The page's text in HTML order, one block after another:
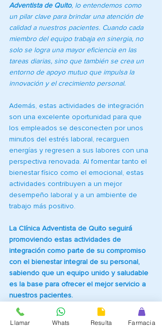
Adventista de Quito, lo entendemos como
un pilar clave para brindar una atención de
calidad a nuestros pacientes. Cuando cada
miembro del equipo trabaja en sinergia, no
solo se logra una mayor eficiencia en las
tareas diarias, sino que también se crea un
entorno de apoyo mutuo que impulsa la
innovación y el crecimiento personal.
Además, estas actividades de integración
son una excelente oportunidad para que
los empleados se desconecten por unos
minutos del estrés laboral, recarguen
energías y regresen a sus labores con una
perspectiva renovada. Al fomentar tanto el
bienestar físico como el emocional, estas
actividades contribuyen a un mejor
desempeño laboral y a un ambiente de
trabajo más positivo.
La Clínica Adventista de Quito seguirá
promoviendo estas actividades de
integración como parte de su compromiso
con el bienestar integral de su personal,
sabiendo que un equipo unido y saludable
es la base para ofrecer el mejor servicio a
nuestros pacientes.
Departamento de Comunicaciones
Llamar Whats Resulta Farmacia